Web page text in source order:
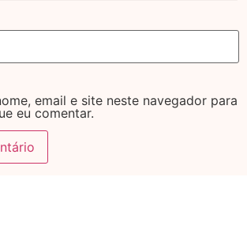
email e site neste navegador para
eu comentar.